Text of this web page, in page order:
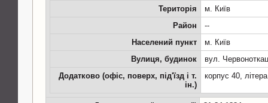
Територія
м. Київ
Район
--
Населений пункт
м. Київ
Вулиця, будинок
вул.
Додатково (офіс, поверх, під'їзд і т.
ін.)
корпус 40,